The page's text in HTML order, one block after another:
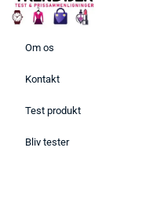
Om os
Kontakt
Test produkt
Bliv tester
Bedste Saunatæppe 2025 –
Find de bedste produkter her!